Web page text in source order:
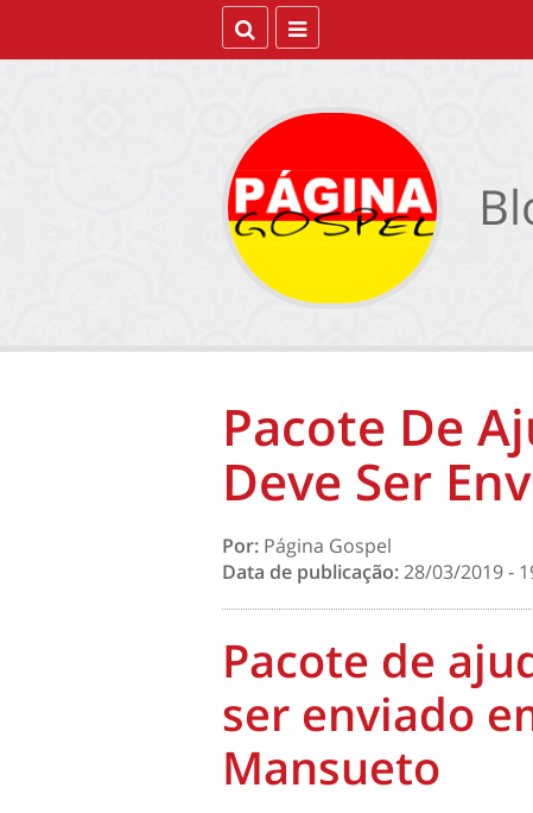
Pacote De
Deve Ser
Por: Página Gospel
Data de publicação:28/03/2019 -
Pacote de
ser enviado
Mansueto